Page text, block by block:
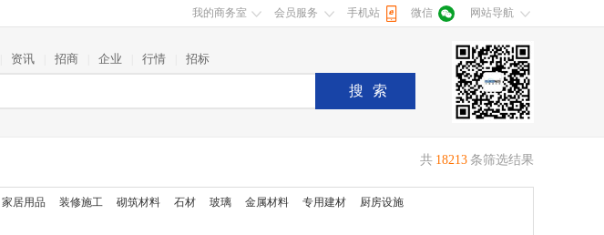
我的商务室 会员服务 手机站 微信 网站导航
资讯 招商 企业 行情 招标
搜索
共 18213 条筛选结果
家居用品 装修施工 砌筑材料 石材 玻璃 金属材料 专用建材
厨房设施